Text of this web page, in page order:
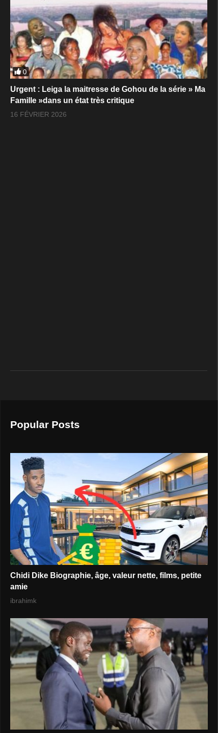
0
Urgent : Leiga la maitresse de Gohou de la série » Ma
Famille »dans un état très critique
16 FÉVRIER 2026
Popular Posts
Chidi Dike Biographie, âge, valeur nette, films, petite
amie
ibrahimk